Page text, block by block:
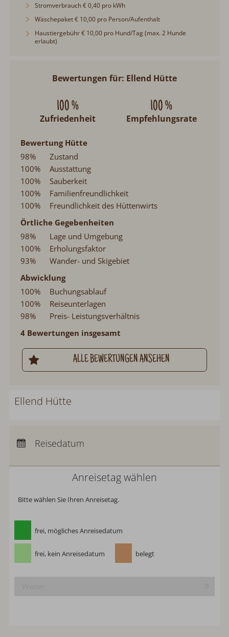
Stromverbrauch € 0,40 pro kWh
Wäschepaket € 10,00 pro Person/Aufenthalt
Haustiergebühr € 10,00 pro Hund/Tag (max. 2 Hunde
erlaubt)
Bewertungen für: Ellend Hütte
100 %
Zufriedenheit
100 %
Empfehlungsrate
Bewertung Hütte
98%
Zustand
100%
Ausstattung
100%
Sauberkeit
100%
Familienfreundlichkeit
100%
Freundlichkeit des Hüttenwirts
Örtliche Gegebenheiten
98%
Lage und Umgebung
100%
Erholungsfaktor
93%
Wander- und Skigebiet
Abwicklung
100%
Buchungsablauf
100%
Reiseunterlagen
98%
Preis- Leistungsverhältnis
4 Bewertungen insgesamt
ALLE BEWERTUNGEN ANSEHEN
Ellend Hütte
Abreise:keine Auswahl
Reisedatum
Anreisetag wählen
Bitte wählen Sie Ihren Anreisetag.
frei, mögliches Anreisedatum
frei, kein Anreisedatum belegt